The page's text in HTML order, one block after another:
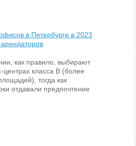
в Петербурге в 2023
как правило, выбирают
класса В (более
тогда как
отдавали предпочтение